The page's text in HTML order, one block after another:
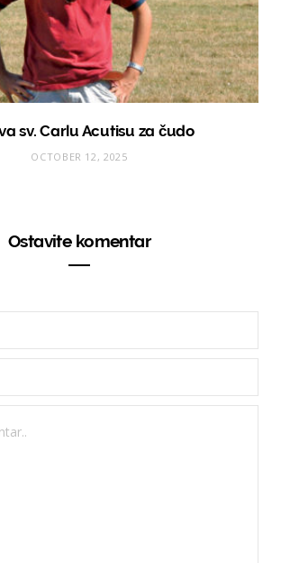
sv. Carlu Acutisu za čudo
OCTOBER 12, 2025
Ostavite komentar